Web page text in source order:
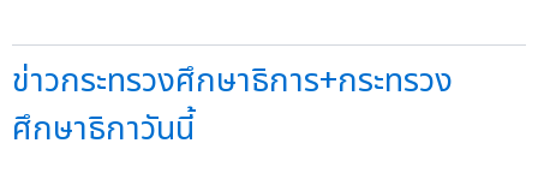
ข่าวกระทรวงศึกษาธิการ+กระทรวง
ศึกษาธิกาวันนี้